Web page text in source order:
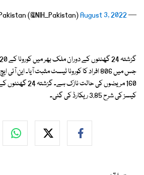
— NIH Pakistan (@NIH_Pakistan)
August 3, 2022
جس میں 806 افراد کا کورونا ٹیسٹ مثبت آیا۔ این
160 مریضوں کی
کیسز کی شرح 3.85 ریکارڈ کی گئی۔